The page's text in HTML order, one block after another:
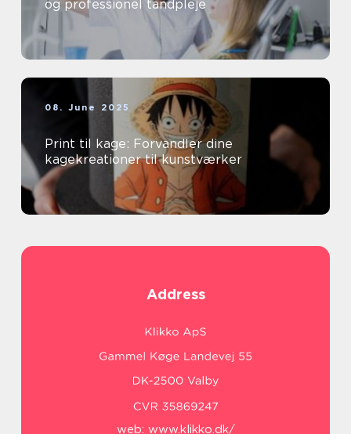
og professionel tandpleje
08. June 2025
Print til kage: Forvandler dine
kagekreationer til kunstværker
Address
web: www.klikko.dk/